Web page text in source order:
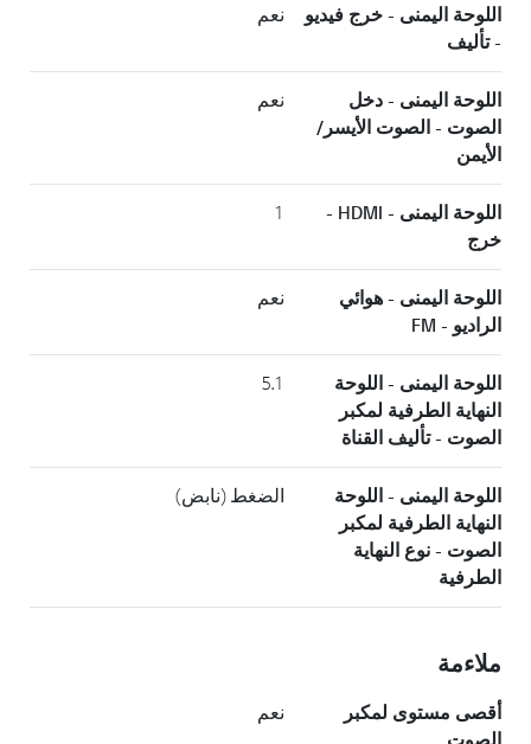
اللوحة اليمنى - خرج فيديو
- تأليف
نعم
اللوحة اليمنى - دخل
الصوت - الصوت الأيسر/
الأيمن
نعم
اللوحة اليمنى - HDMI -
خرج
1
اللوحة اليمنى - هوائي
الراديو - FM
نعم
اللوحة اليمنى - اللوحة
النهاية الطرفية لمكبر
الصوت - تأليف القناة
5.1
اللوحة اليمنى - اللوحة
النهاية الطرفية لمكبر
الصوت - نوع النهاية
الطرفية
الضغط (نابض)
ملاءمة
أقصى مستوى لمكبر
نعم